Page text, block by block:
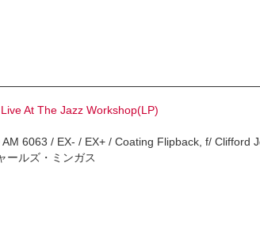
At The Jazz Workshop(LP)
6063 / EX- / EX+ / Coating Flipback, f/ Clifford
ールズ・ミンガス